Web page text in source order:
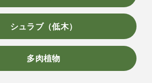
シュラブ（低木）
多肉植物